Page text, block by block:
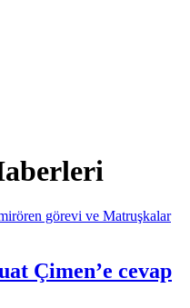
Çimen’e cevap